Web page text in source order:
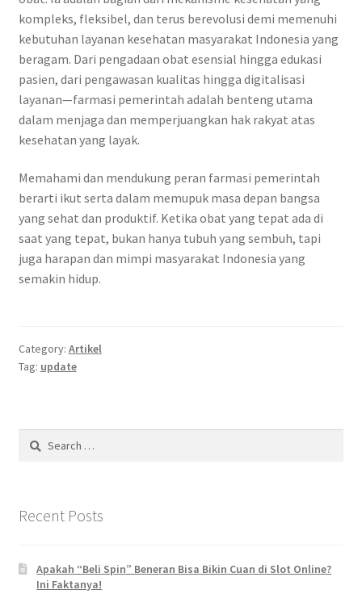
kompleks, fleksibel, dan terus berevolusi demi memenuhi
kebutuhan layanan kesehatan masyarakat Indonesia yang
beragam. Dari pengadaan obat esensial hingga edukasi
pasien, dari pengawasan kualitas hingga digitalisasi
layanan—farmasi pemerintah adalah benteng utama
dalam menjaga dan memperjuangkan hak rakyat atas
kesehatan yang layak.
Memahami dan mendukung peran farmasi pemerintah
berarti ikut serta dalam memupuk masa depan bangsa
yang sehat dan produktif. Ketika obat yang tepat ada di
saat yang tepat, bukan hanya tubuh yang sembuh, tapi
juga harapan dan mimpi masyarakat Indonesia yang
semakin hidup.
Category: Artikel
Tag: update
Search
Recent Posts
Apakah “Beli Spin” Beneran Bisa Bikin Cuan di Slot Online?
Ini Faktanya!